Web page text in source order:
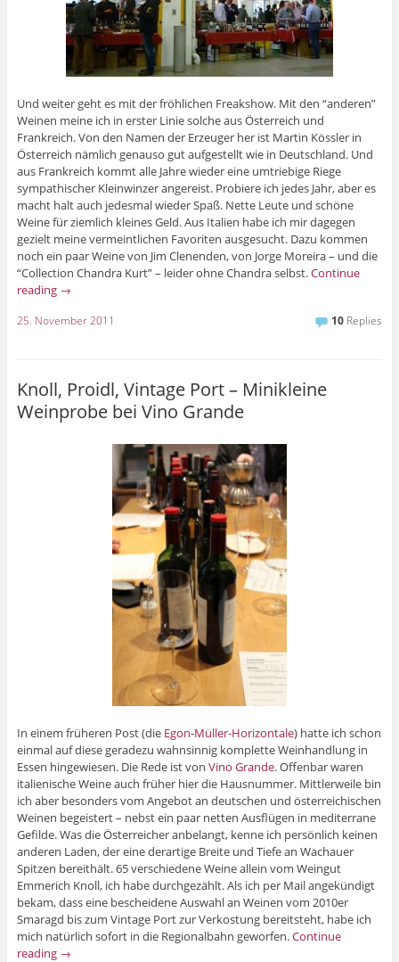
Und weiter geht es mit der fröhlichen Freakshow. Mit den “anderen”
Weinen meine ich in erster Linie solche aus Österreich und
Frankreich. Von den Namen der Erzeuger her ist Martin Kössler in
Österreich nämlich genauso gut aufgestellt wie in Deutschland. Und
aus Frankreich kommt alle Jahre wieder eine umtriebige Riege
sympathischer Kleinwinzer angereist. Probiere ich jedes Jahr, aber es
macht halt auch jedesmal wieder Spaß. Nette Leute und schöne
Weine für ziemlich kleines Geld. Aus Italien habe ich mir dagegen
gezielt meine vermeintlichen Favoriten ausgesucht. Dazu kommen
noch ein paar Weine von Jim Clenenden, von Jorge Moreira – und die
“Collection Chandra Kurt” – leider ohne Chandra selbst.Continue
reading →
25. November 2011 10 Replies
Knoll, Proidl, Vintage Port – Minikleine
Weinprobe bei Vino Grande
In einem früheren Post (die Egon-Müller-Horizontale) hatte ich schon
einmal auf diese geradezu wahnsinnig komplette Weinhandlung in
Essen hingewiesen. Die Rede ist von Vino Grande. Offenbar waren
italienische Weine auch früher hier die Hausnummer. Mittlerweile bin
ich aber besonders vom Angebot an deutschen und österreichischen
Weinen begeistert – nebst ein paar netten Ausflügen in mediterrane
Gefilde. Was die Österreicher anbelangt, kenne ich persönlich keinen
anderen Laden, der eine derartige Breite und Tiefe an Wachauer
Spitzen bereithält. 65 verschiedene Weine allein vom Weingut
Emmerich Knoll, ich habe durchgezählt. Als ich per Mail angekündigt
bekam, dass eine bescheidene Auswahl an Weinen vom 2010er
Smaragd bis zum Vintage Port zur Verkostung bereitsteht, habe ich
mich natürlich sofort in die Regionalbahn geworfen.Continue
reading →